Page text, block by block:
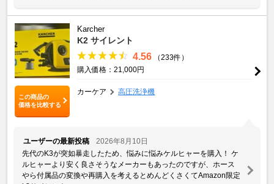
この商品の
価格を比較する
Karcher
K2 サイレント
4.56
（233件）
購入価格：21,000円
カーケア 高圧洗浄機
ユーザーの最新投稿
2026年8月10日
先代のK3が突如暴走したため、悩みに悩みケルヒャーを購入！ ケ
ルヒャーより安く良さそうなメーカーもあったのですが、ホース
やら付属品の変換や再購入を考えるとめんどくさくてAmazon限定